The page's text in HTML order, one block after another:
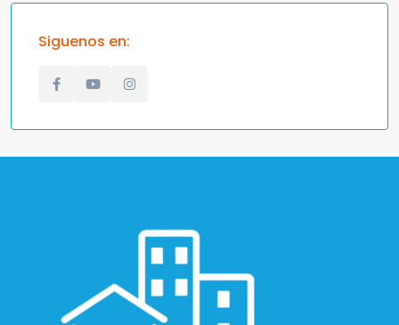
Siguenos en: